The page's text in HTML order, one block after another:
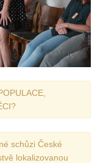
schůzi České
lokalizovanou